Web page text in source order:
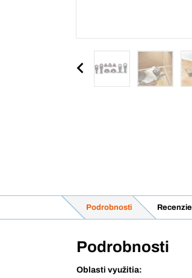
Podrobnosti Recenzie
Podrobnosti
Oblasti využitia: